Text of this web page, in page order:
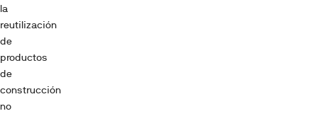
la
reutilización
de
productos
de
construcción
no